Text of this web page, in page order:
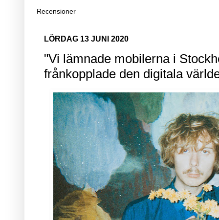
Recensioner
LÖRDAG 13 JUNI 2020
"Vi lämnade mobilerna i
frånkopplade den digitala